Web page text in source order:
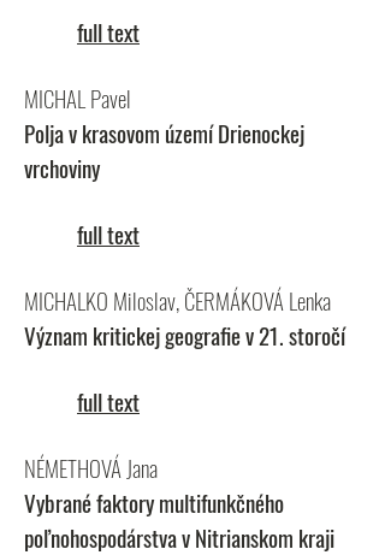
full text
MICHAL Pavel
Polja v krasovom území Drienockej
vrchoviny
full text
MICHALKO Miloslav, ČERMÁKOVÁ Lenka
Význam kritickej geografie v 21. storočí
full text
NÉMETHOVÁ Jana
Vybrané faktory multifunkčného
poľnohospodárstva v Nitrianskom kraji